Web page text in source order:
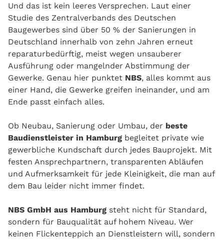
Und das ist kein leeres Versprechen. Laut einer
Studie des Zentralverbands des Deutschen
Baugewerbes sind über 50 % der Sanierungen in
Deutschland innerhalb von zehn Jahren erneut
reparaturbedürftig, meist wegen unsauberer
Ausführung oder mangelnder Abstimmung der
Gewerke. Genau hier punktet NBS, alles kommt aus
einer Hand, die Gewerke greifen ineinander, und am
Ende passt einfach alles.
Ob Neubau, Sanierung oder Umbau, der beste
Baudienstleister in Hamburg begleitet private wie
gewerbliche Kundschaft durch jedes Bauprojekt. Mit
festen Ansprechpartnern, transparenten Abläufen
und Aufmerksamkeit für jede Kleinigkeit, die man auf
dem Bau leider nicht immer findet.
NBS GmbH aus Hamburg steht nicht für Standard,
sondern für Bauqualität auf hohem Niveau. Wer
keinen Flickenteppich an Dienstleistern will, sondern